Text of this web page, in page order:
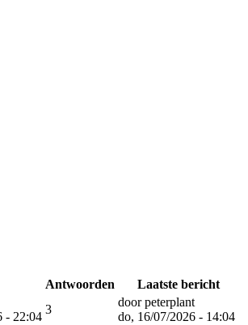
Antwoorden
Laatste bericht
- 22:04
3
doorpeterplant
do, 16/07/2026 - 14:04